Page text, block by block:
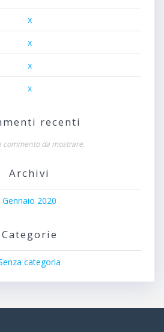
x
x
x
x
recenti
commento da mostrare.
Archivi
Gennaio 2020
Categorie
categoria